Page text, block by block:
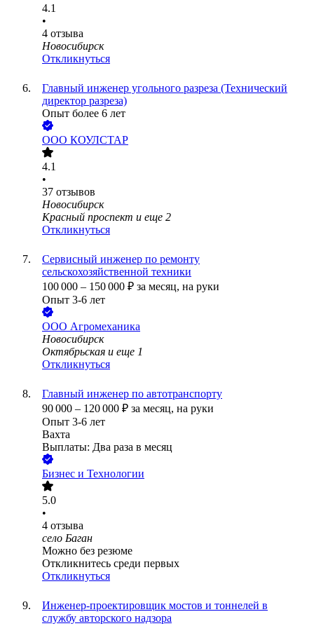
4.1
•
4 отзыва
Новосибирск
Откликнуться
Главный инженер угольного разреза (Технический
директор разреза)
Опыт более 6 лет
ООО КОУЛСТАР
4.1
•
37 отзывов
Новосибирск
Красный проспект и еще 2
Откликнуться
Сервисный инженер по ремонту
сельскохозяйственной техники
100 000 – 150 000 ₽ за месяц, на руки
Опыт 3-6 лет
ООО Агромеханика
Новосибирск
Октябрьская и еще 1
Откликнуться
Главный инженер по автотранспорту
90 000 – 120 000 ₽ за месяц, на руки
Опыт 3-6 лет
Вахта
Выплаты: Два раза в месяц
Бизнес и Технологии
5.0
•
4 отзыва
село Баган
Можно без резюме
Откликнитесь среди первых
Откликнуться
Инженер-проектировщик мостов и тоннелей в
службу авторского надзора